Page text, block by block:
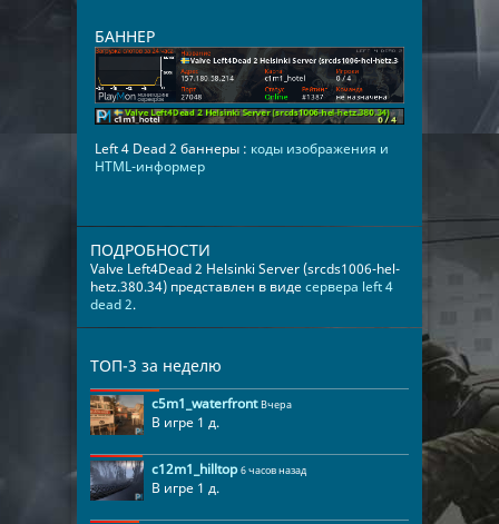
БАННЕР
Left 4 Dead 2 баннеры : коды изображения и
HTML-информер
ПОДРОБНОСТИ
Valve Left4Dead 2 Helsinki Server (srcds1006-hel-
hetz.380.34) представлен в видесервера left 4
dead 2.
ТОП-3 за неделю
c5m1_waterfront Вчера
В игре 1 д.
c12m1_hilltop 6 часов назад
В игре 1 д.